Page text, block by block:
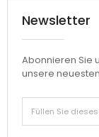
Newsletter
Abonnieren Sie
unsere